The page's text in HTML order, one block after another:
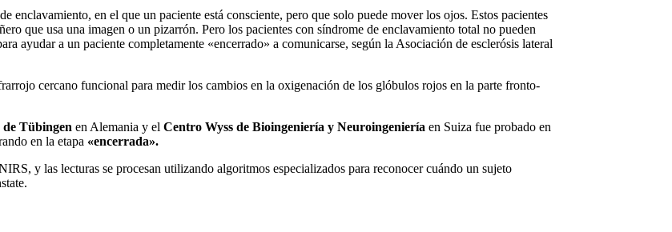
enclavamiento, en el que un paciente está consciente, pero que solo puede mover los ojos. Estos pacientes
que usa una imagen o un pizarrón. Pero los pacientes con síndrome de enclavamiento total no pueden
ayudar a un paciente completamente «encerrado» a comunicarse, según la Asociación de esclerósis lateral
cercano funcional para medir los cambios en la oxigenación de los glóbulos rojos en la parte fronto-
Tübingen en Alemania y el Centro Wyss de Bioingeniería y Neuroingeniería en Suiza fue probado en
en la etapa «encerrada».
y las lecturas se procesan utilizando algoritmos especializados para reconocer cuándo un sujeto